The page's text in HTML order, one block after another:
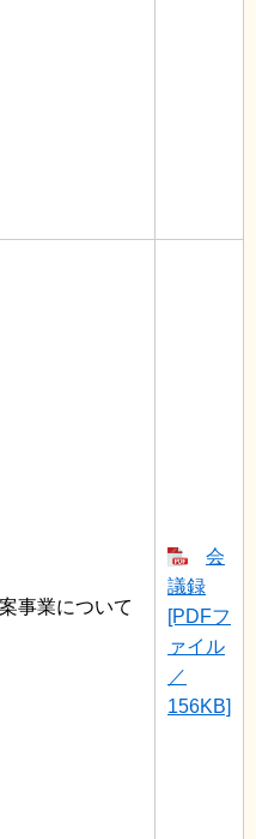
事業について
会
議録
[PDFフ
ァイル
／
156KB]